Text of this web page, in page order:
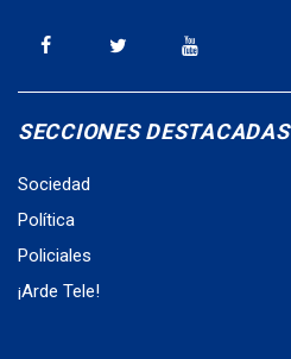
SECCIONES DESTACADAS
Sociedad
Política
Policiales
¡Arde Tele!